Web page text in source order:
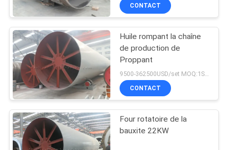
CONTACT
Huile rompant la chaîne
de production de
Proppant
9500-362500USD/set MOQ:1SET
CONTACT
Four rotatoire de la
bauxite 22KW